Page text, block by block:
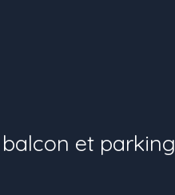
et parking